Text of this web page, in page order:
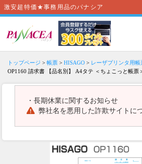
激安超特価★事務用品のパナシア
トップページ > 帳票 > HISAGO > レーザプリンタ用帳
OP1160 請求書 【品名別】 A4タテ ＜ちょこっと帳票
・ 長期休業に関するお知らせ
弊社名を悪用した詐欺サイトに